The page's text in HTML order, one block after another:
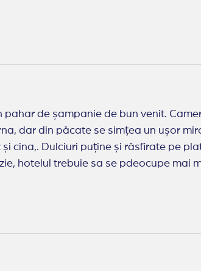
bun venit. Camera a fost frumoasă, curata, cu un
cina,. Dulciuri puține și răsfirate pe
foarte slăbuț. In concluzie, hotelul trebuie sa se